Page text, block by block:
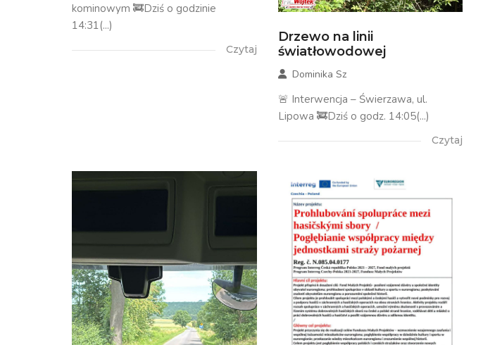
kominowym 🚒Dziś o godzinie
14:31(...)
Czytaj
Drzewo na linii
światłowodowej
Dominika Sz
🚨 Interwencja – Świerzawa, ul.
Lipowa 🚒Dziś o godz. 14:05(...)
Czytaj